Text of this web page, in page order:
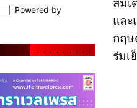
สมเ
และ
กฤ
ร่มเ
Powered by
. . . . . . . . . . . . . .